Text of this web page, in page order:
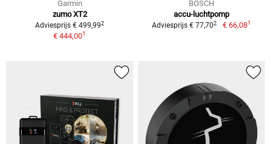
Garmin
zumo XT2
Adviesprijs € 499,992
€ 444,001
BOSCH
accu-luchtpomp
Adviesprijs € 77,702 € 66,081